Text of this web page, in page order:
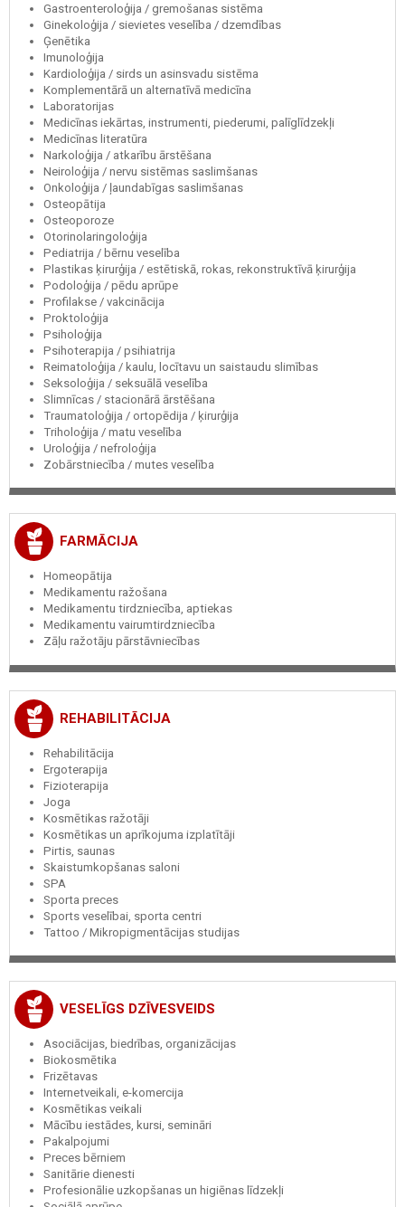
Gastroenteroloģija / gremošanas sistēma
Ginekoloģija / sievietes veselība / dzemdības
Ģenētika
Imunoloģija
Kardioloģija / sirds un asinsvadu sistēma
Komplementārā un alternatīvā medicīna
Laboratorijas
Medicīnas iekārtas, instrumenti, piederumi, palīglīdzekļi
Medicīnas literatūra
Narkoloģija / atkarību ārstēšana
Neiroloģija / nervu sistēmas saslimšanas
Onkoloģija / ļaundabīgas saslimšanas
Osteopātija
Osteoporoze
Otorinolaringoloģija
Pediatrija / bērnu veselība
Plastikas ķirurģija / estētiskā, rokas, rekonstruktīvā ķirurģija
Podoloģija / pēdu aprūpe
Profilakse / vakcinācija
Proktoloģija
Psiholoģija
Psihoterapija / psihiatrija
Reimatoloģija / kaulu, locītavu un saistaudu slimības
Seksoloģija / seksuālā veselība
Slimnīcas / stacionārā ārstēšana
Traumatoloģija / ortopēdija / ķirurģija
Triholoģija / matu veselība
Uroloģija / nefroloģija
Zobārstniecība / mutes veselība
FARMĀCIJA
Homeopātija
Medikamentu ražošana
Medikamentu tirdzniecība, aptiekas
Medikamentu vairumtirdzniecība
Zāļu ražotāju pārstāvniecības
REHABILITĀCIJA
Rehabilitācija
Ergoterapija
Fizioterapija
Joga
Kosmētikas ražotāji
Kosmētikas un aprīkojuma izplatītāji
Pirtis, saunas
Skaistumkopšanas saloni
SPA
Sporta preces
Sports veselībai, sporta centri
Tattoo / Mikropigmentācijas studijas
VESELĪGS DZĪVESVEIDS
Asociācijas, biedrības, organizācijas
Biokosmētika
Frizētavas
Internetveikali, e-komercija
Kosmētikas veikali
Mācību iestādes, kursi, semināri
Pakalpojumi
Preces bērniem
Sanitārie dienesti
Profesionālie uzkopšanas un higiēnas līdzekļi